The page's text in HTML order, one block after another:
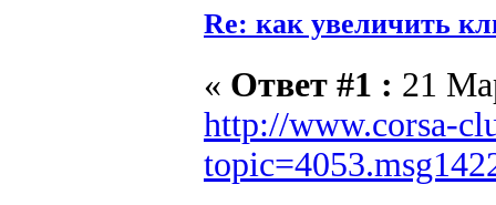
Re: как увеличить
« Ответ #1 : 21
http://www.corsa-